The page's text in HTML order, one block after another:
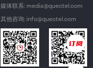
媒体联系: media@quectel.com
其他咨询: info@quectel.com